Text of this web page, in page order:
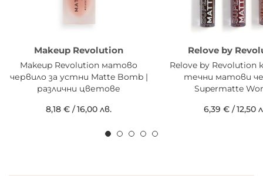
Makeup Revolution
Makeup Revolution матово
червило за устни Matte Bomb |
различни цветове
8,18 € /16,00 лв.
Relove by
Relove by Revolution
течни матови
Supermatte
6,39 €/12,50